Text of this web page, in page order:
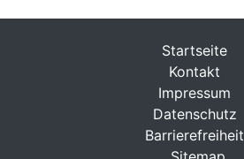
Startseite
Kontakt
Impressum
Datenschutz
Barrierefreiheit